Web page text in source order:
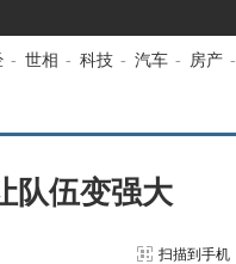
- 世相 - 科技 - 汽车 - 房产 -
队伍变强大
扫描到手机